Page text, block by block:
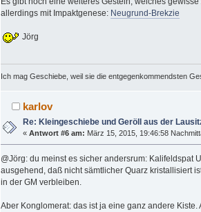
allerdings mit Impaktgenese: Neugrund-Brekzie
Jörg
Ich mag Geschiebe, weil sie die entgegenkommendsten
karlov
Re: Kleingeschiebe und Geröll aus der
«Antwort #6 am: März 15, 2015, 19:46:58
@Jörg: du meinst es sicher andersrum: Kalifeldspat
ausgehend, daß nicht sämtlicher Quarz kristallisiert
in der GM verbleiben.
Aber Konglomerat: das ist ja eine ganz andere Kiste.